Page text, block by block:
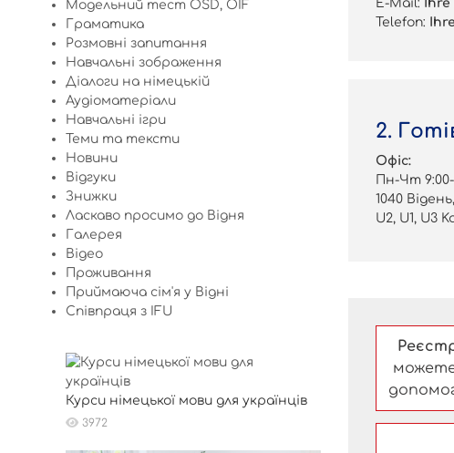
Модельний тест ÖSD, ÖIF
Граматика
Розмовні запитання
Навчальні зображення
Діалоги на німецькій
Аудіоматеріали
Навчальні ігри
Теми та тексти
Новини
Відгуки
Знижки
Ласкаво просимо до Відня
Галерея
Відео
Проживання
Приймаюча сім'я у Відні
Співпраця з IFU
Курси німецької мови для українців
3972
E-Mail: Ihre
Telefon:
2.
Офіс:
Пн-Чт 9:00-
1040
U2, U1, U3